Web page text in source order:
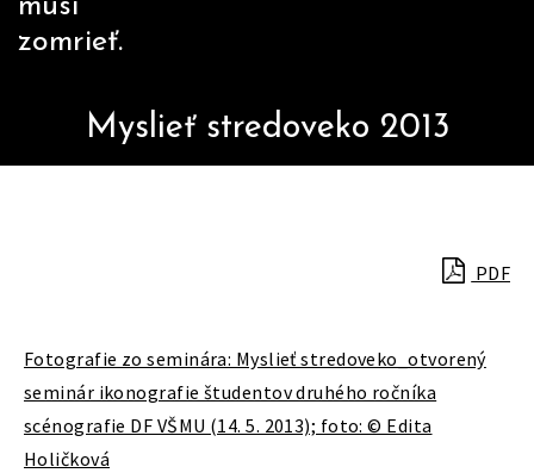
musí
zomrieť.
Myslieť stredoveko 2013
PDF
Fotografie zo seminára: Myslieť stredoveko_otvorený
seminár ikonografie študentov druhého ročníka
scénografie DF VŠMU (14. 5. 2013); foto: © Edita
Holičková